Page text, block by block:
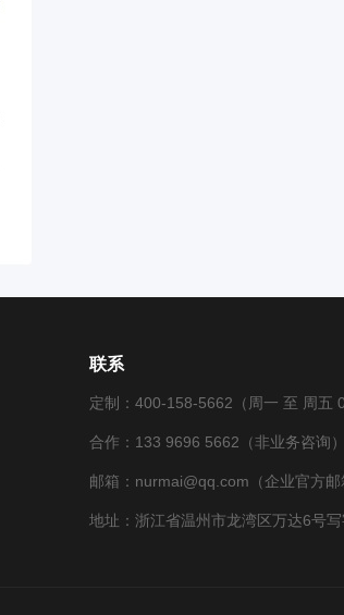
联系
定制：400-158-5662（周一 至 周五
合作：133 9696 5662（非业务咨询）
邮箱：nurmai@qq.com（企业官方邮
地址：浙江省温州市龙湾区万达6号写